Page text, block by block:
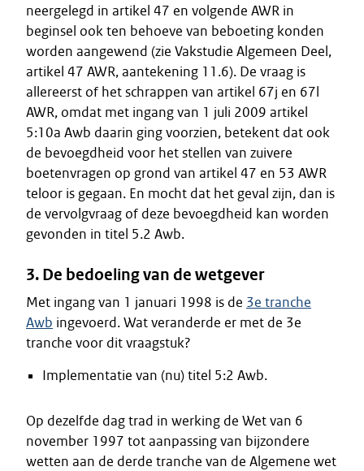
neergelegd in artikel 47 en volgende AWR in
beginsel ook ten behoeve van beboeting konden
worden aangewend (zie Vakstudie Algemeen Deel,
artikel 47 AWR, aantekening 11.6). De vraag is
allereerst of het schrappen van artikel 67j en 67l
AWR, omdat met ingang van 1 juli 2009 artikel
5:10a Awb daarin ging voorzien, betekent dat ook
de bevoegdheid voor het stellen van zuivere
boetenvragen op grond van artikel 47 en 53 AWR
teloor is gegaan. En mocht dat het geval zijn, dan is
de vervolgvraag of deze bevoegdheid kan worden
gevonden in titel 5.2 Awb.
3. De bedoeling van de wetgever
Met ingang van 1 januari 1998 is de 3e tranche
Awb ingevoerd. Wat veranderde er met de 3e
tranche voor dit vraagstuk?
Implementatie van (nu) titel 5:2 Awb.
Op dezelfde dag trad in werking de Wet van 6
november 1997 tot aanpassing van bijzondere
wetten aan de derde tranche van de Algemene wet